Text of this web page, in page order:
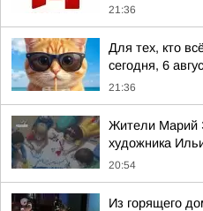
21:36
Для тех, кто
сегодня, 6
21:36
Жители Марий
художника
20:54
Из горящего